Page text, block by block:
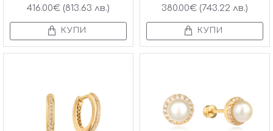
416.00€ (813.63 лв.)
КУПИ
380.00€ (743.22 лв.)
КУПИ